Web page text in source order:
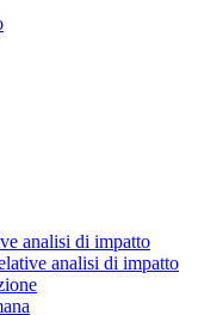
analisi di impatto
analisi di impatto